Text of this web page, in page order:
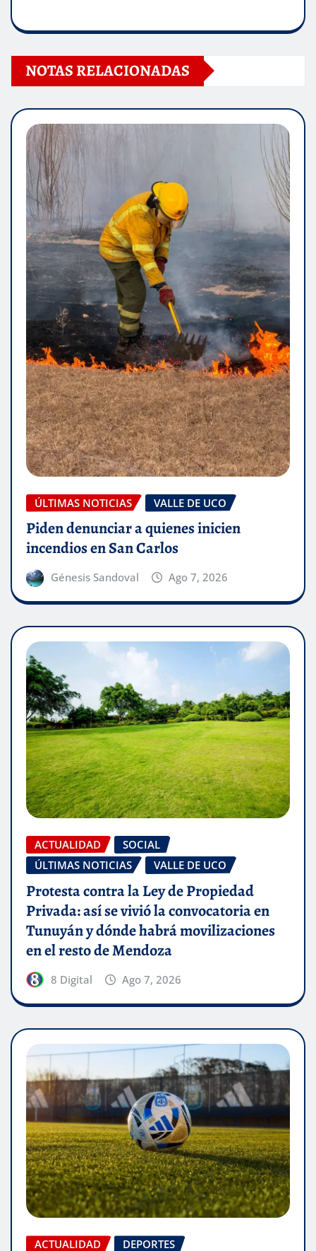
NOTAS RELACIONADAS
ÚLTIMAS NOTICIAS VALLE DE UCO
Piden denunciar a quienes inicien
incendios en San Carlos
Génesis Sandoval Ago 7, 2026
ACTUALIDAD
SOCIAL
ÚLTIMAS NOTICIAS
VALLE DE UCO
Protesta contra la Ley de Propiedad
Privada: así se vivió la convocatoria en
Tunuyán y dónde habrá movilizaciones
en el resto de Mendoza
8 Digital Ago 7, 2026
ACTUALIDAD DEPORTES